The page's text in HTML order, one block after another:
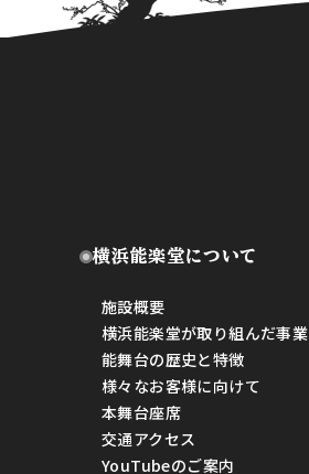
横浜能楽堂について
施設概要
横浜能楽堂が取り組んだ事業
能舞台の歴史と特徴
様々なお客様に向けて
本舞台座席
交通アクセス
YouTubeのご案内